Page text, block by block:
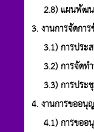
2.8) แผนพัฒน
3. งานการจัดการ
3.1) การประส
3.2) การจัดทำห
3.3) การประชุ
4. งานการขออนุ
4.1) การขออ